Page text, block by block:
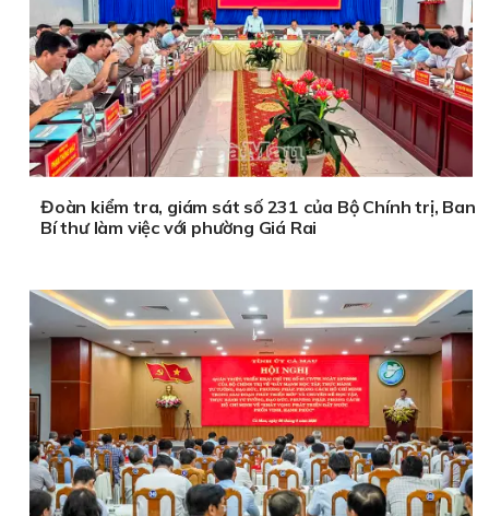
Đoàn kiểm tra, giám sát số 231 của Bộ Chính trị, Ban
Bí thư làm việc với phường Giá Rai